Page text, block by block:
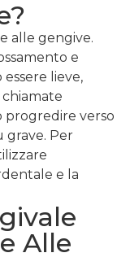
alle gengive.
e
lieve,
progredire verso
grave. Per
e la
Alle